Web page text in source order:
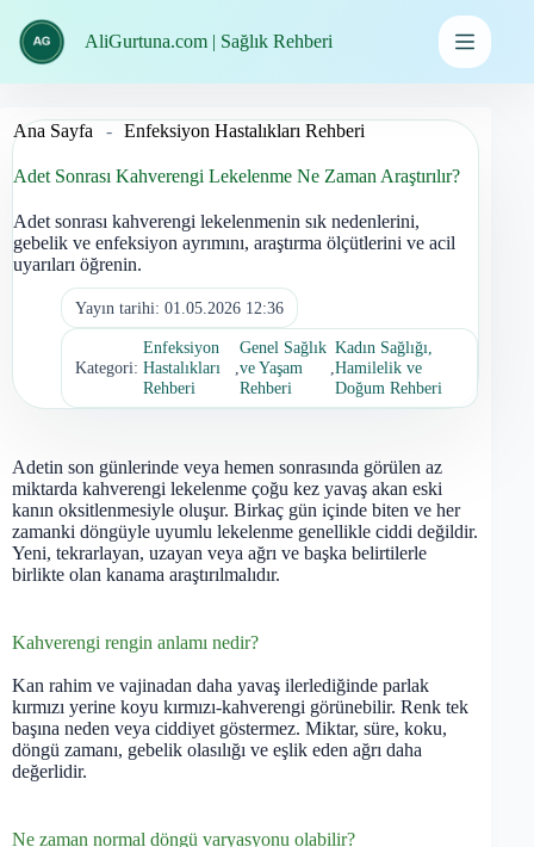
geç
AliGurtuna.com | Sağlık Rehberi
Ana Sayfa - Enfeksiyon Hastalıkları Rehberi
Adet Sonrası Kahverengi Lekelenme Ne Zaman Araştırılır?
Adet sonrası kahverengi lekelenmenin sık nedenlerini,
gebelik ve enfeksiyon ayrımını, araştırma ölçütlerini ve acil
uyarıları öğrenin.
Yayın tarihi: 01.05.2026 12:36
Kategori:
Enfeksiyon
Hastalıkları
Rehberi
,
Genel Sağlık
ve Yaşam
Rehberi
,
Kadın Sağlığı,
Hamilelik ve
Doğum Rehberi
Adetin son günlerinde veya hemen sonrasında görülen az
miktarda kahverengi lekelenme çoğu kez yavaş akan eski
kanın oksitlenmesiyle oluşur. Birkaç gün içinde biten ve her
zamanki döngüyle uyumlu lekelenme genellikle ciddi değildir.
Yeni, tekrarlayan, uzayan veya ağrı ve başka belirtilerle
birlikte olan kanama araştırılmalıdır.
Kahverengi rengin anlamı nedir?
Kan rahim ve vajinadan daha yavaş ilerlediğinde parlak
kırmızı yerine koyu kırmızı-kahverengi görünebilir. Renk tek
başına neden veya ciddiyet göstermez. Miktar, süre, koku,
döngü zamanı, gebelik olasılığı ve eşlik eden ağrı daha
değerlidir.
Ne zaman normal döngü varyasyonu olabilir?